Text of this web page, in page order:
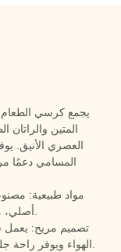
يجمع كرسي الطعام
المتين والراتان
العصري الأنيق.
المسامي دعمًا
مواد طبيعية:
أصلي، مما يوفر القوة والمتانة والمظهر العضوي المميز.
تصميم مريح: يعمل
الهواء ويوفر راحة جلوس مرنة للاستخدام المطول أثناء تناول الطعام.